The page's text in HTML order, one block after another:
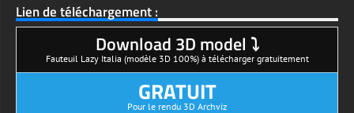
Lien de téléchargement :
Download 3D model ⤵
Fauteuil Lazy Italia (modèle 3D 100%) à télécharger gratuitement
GRATUIT
Pour le rendu 3D Archviz